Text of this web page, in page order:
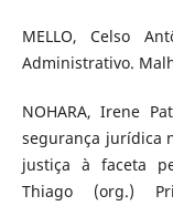
MELLO, Celso
Administrativo.
NOHARA, Irene
segurança jurídica
justiça à faceta
Thiago (org.)